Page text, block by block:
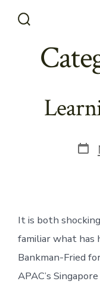
Toggle
It is both
familiar what has
Bankman-Fried
APAC’s